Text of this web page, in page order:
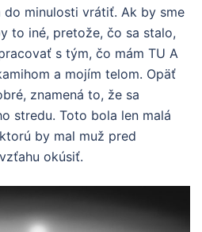
do minulosti vrátiť. Ak by sme
to iné, pretože, čo sa stalo,
s tým, čo mám TU A
a mojím telom. Opäť
znamená to, že sa
stredu. Toto bola len malá
by mal muž pred
okúsiť.